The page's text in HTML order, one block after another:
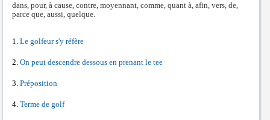
dans, pour, à cause, contre, moyennant, comme, quant à, afin, vers, de,
parce que, aussi, quelque.
Le golfeur s'y réfère
On peut descendre dessous en prenant le tee
Préposition
Terme de golf